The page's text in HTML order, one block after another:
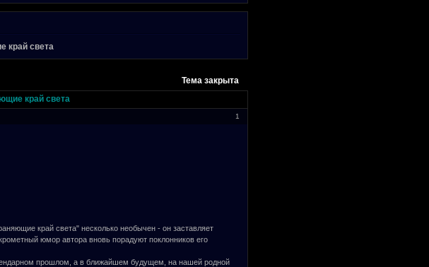
край света
край света
Тема закрыта
1
край света" несколько необычен - он заставляет
юмор автора вновь порадуют поклонников его
прошлом, а в ближайшем будущем, на нашей родной